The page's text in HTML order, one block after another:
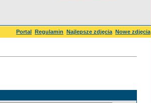
Portal Regulamin Najlepsze zdjęcia Nowe zdjęcia